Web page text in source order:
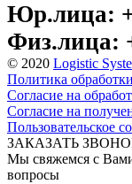
Юр.лица:
Физ.лица:
© 2020 Logistic
Политика
Согласие на
Согласие на
Пользовательское
ЗАКАЗАТЬ
Мы свяжемся с
вопросы